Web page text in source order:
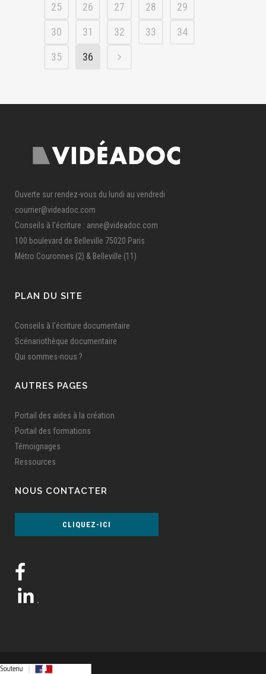
25
26 27 28
29
30
31 32 33
34
35
36
Ouverte sur rendez-vous du lundi au vendredi
courrier@videadoc.com
Conseils à l’écriture : anne@videadoc.com
100 boulevard de Belleville 75020 Paris
Métro Couronnes (2) & Belleville (11)
PLAN DU SITE
Conseils à l'écriture documentaire
Scénariothèque documentaire
Qui sommes-nous ?
AUTRES PAGES
Portail des aides à la création
Portail des formations
Témoignages
Ressources
NOUS CONTACTER
CLIQUEZ-ICI